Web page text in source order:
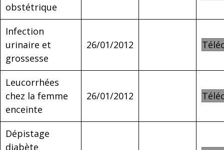
obstétrique
Infection
urinaire et
grossesse
26/01/2012
Leucorrhées
chez la femme
enceinte
26/01/2012
Dépistage
diabète